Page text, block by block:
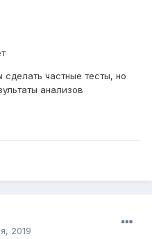
частные тесты, но
анализов
2019